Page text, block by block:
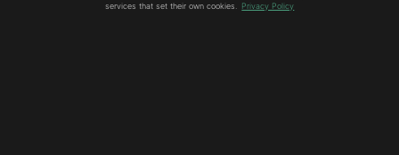
services that set their own cookies.
Privacy Policy